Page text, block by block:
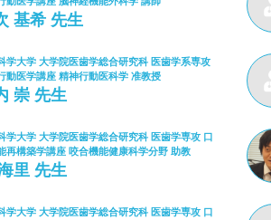
基希 先生
学大学 大学院医歯学総合研究科 医歯学系専攻
動医学講座 精神行動医科学 准教授
崇 先生
学大学 大学院医歯学総合研究科 医歯学専攻 口
再構築学講座 咬合機能健康科学分野 助教
里 先生
学大学 大学院医歯学総合研究科 医歯学専攻 口